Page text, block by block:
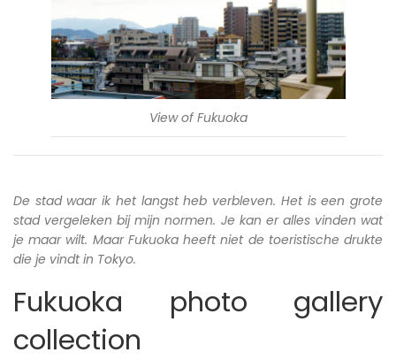
View of Fukuoka
De stad waar ik het langst heb verbleven. Het is een grote
stad vergeleken bij mijn normen. Je kan er alles vinden wat
je maar wilt. Maar Fukuoka heeft niet de toeristische drukte
die je vindt in Tokyo.
Fukuoka photo gallery
collection